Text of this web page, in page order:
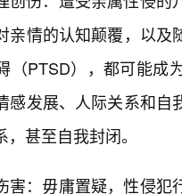
亲情的认知颠覆，以
（PTSD），都可能成
感发展、人际关系和
甚至自我封闭。
害：毋庸置疑，性侵